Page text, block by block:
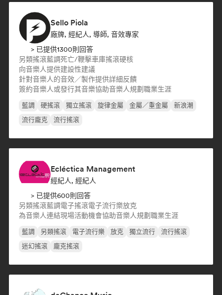
Sello Piola
廠牌, 經紀人, 導師, 音效專家
> 已提供1300則回答
另類搖滾藍調死亡/鞭擊車庫搖滾硬核
向音樂人提供建設性建議
針對音樂人的音效／製作提供詳細反饋
簽約音樂人或發行其音樂協助音樂人規劃職業生涯
藍調 硬搖滾 獨立搖滾 旋律金屬 金屬／重金屬
新浪潮
流行龐克
流行搖滾
Ecléctica Management
經紀人, 經紀人
> 已提供600則回答
另類搖滾藍調電子搖滾電子流行樂放克
為音樂人連結現場活動機會協助音樂人規劃職業生涯
藍調 另類搖滾 電子流行樂 放克 獨立流行
流行搖滾
迷幻搖滾
龐克搖滾